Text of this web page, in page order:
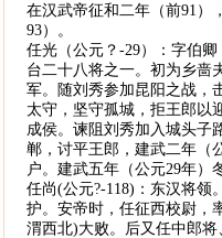
在汉武帝征和二年（前91）
93）。
任光（公元？-29）：字伯
台二十八将之一。初为乡啬
军。随刘秀参加昆阳之战，
太守，坚守孤城，拒王郎以
成侯。谏阻刘秀加入城头子
郸，讨平王郎，建武二年（
户。建武五年（公元29年）
任尚(公元?-118)：东汉将领
护。安帝时，任征西校尉，
渭西北)大败。后又任中郎